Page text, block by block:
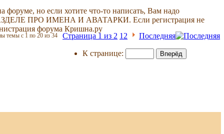
но если хотите что-то написать, Вам надо
РАЗДЕЛЕ ПРО ИМЕНА И АВАТАРКИ. Если регистрация не
форума Кришна.ру
Страница 1 из 2 1 2 Последняя
К странице:
темы с 1 по 20 из 34